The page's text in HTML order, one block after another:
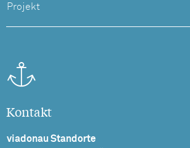
Projekt
Kontakt
viadonau Standorte